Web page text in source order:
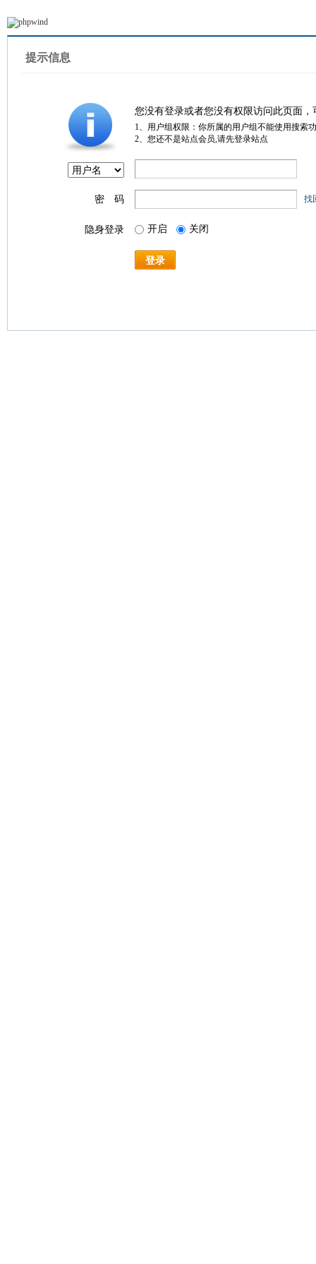
提示信息
您没有登录或者您没有权限访问此页面
1、用户组权限：你所属的用户组不能使用搜索
2、您还不是站点会员,请先登录站点
密 码 找
隐身登录 开启 关闭
登录